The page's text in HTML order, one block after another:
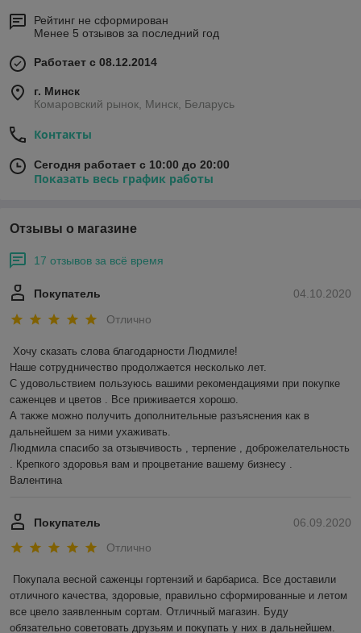
Рейтинг не сформирован
Менее 5 отзывов за последний год
Работает с 08.12.2014
г. Минск
Комаровский рынок, Минск, Беларусь
Контакты
Сегодня работает с 10:00 до 20:00
Показать весь график работы
Отзывы о магазине
17 отзывов за всё время
04.10.2020
Покупатель
Отлично
Хочу сказать слова благодарности Людмиле!
Наше сотрудничество продолжается несколько лет.
С удовольствием пользуюсь вашими рекомендациями при покупке
саженцев и цветов . Все приживается хорошо.
А также можно получить дополнительные разъяснения как в
дальнейшем за ними ухаживать.
Людмила спасибо за отзывчивость , терпение , доброжелательность
. Крепкого здоровья вам и процветание вашему бизнесу .
Валентина
06.09.2020
Покупатель
Отлично
Покупала весной саженцы гортензий и барбариса. Все доставили
отличного качества, здоровые, правильно сформированные и летом
все цвело заявленным сортам. Отличный магазин. Буду
обязательно советовать друзьям и покупать у них в дальнейшем.